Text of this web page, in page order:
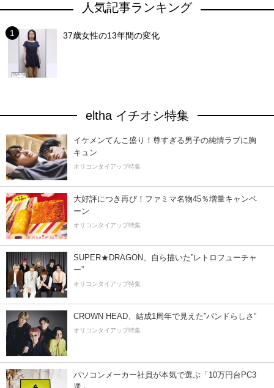
人気記事ランキング
37歳女性の13年間の変化
eltha イチオシ特集
イケメンてんこ盛り！尊すぎる男子の純情ラブに胸
キュン
オリコンタイアップ特集
大好評につき再び！ファミマ名物45％増量キャンペ
ーン
オリコンタイアップ特集
SUPER★DRAGON、自ら描いた”レトロフューチャ
ー”
オリコンタイアップ特集
CROWN HEAD、結成1周年で見えた”バンドらしさ”
オリコンタイアップ特集
パソコンメーカー社員が本気で選ぶ「10万円台PC3